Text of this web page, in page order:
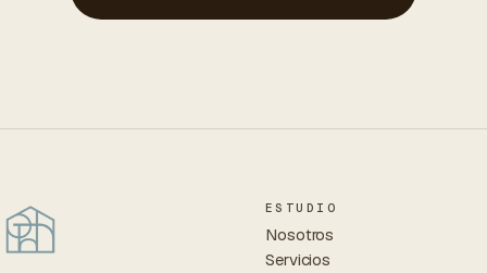
ESTUDIO
Nosotros
Servicios